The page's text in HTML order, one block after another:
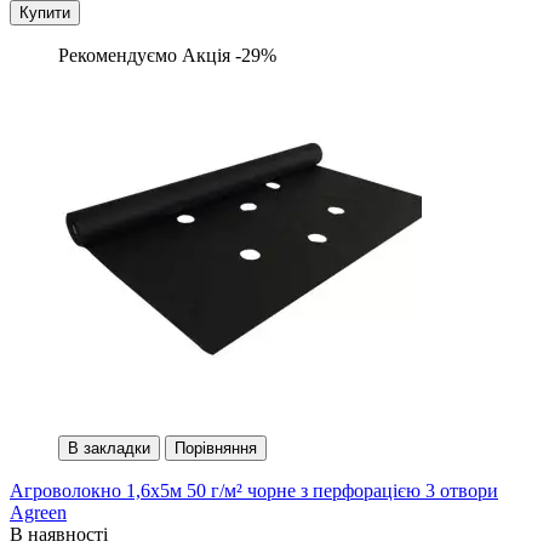
Купити
Рекомендуємо Акція -29%
В закладки Порівняння
Агроволокно 1,6х5м 50 г/м² чорне з перфорацією 3 отвори
Agreen
В наявності